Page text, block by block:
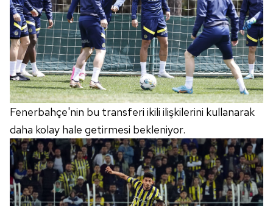
Fenerbahçe'nin bu transferi ikili ilişkilerini kullanarak
daha kolay hale getirmesi bekleniyor.